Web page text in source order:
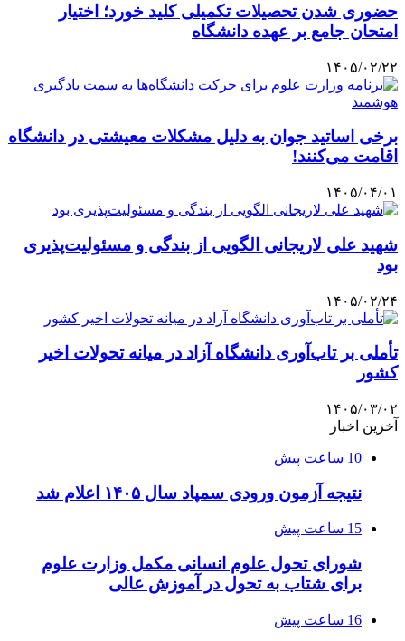
حضوری شدن تحصیلات تکمیلی کلید خورد؛ اختیار
امتحان جامع بر عهده دانشگاه
۱۴۰۵/۰۲/۲۲
برخی اساتید جوان به دلیل مشکلات معیشتی در دانشگاه
اقامت می‌کنند!
۱۴۰۵/۰۴/۰۱
شهید علی لاریجانی الگویی از بندگی و مسئولیت‌پذیری
بود
۱۴۰۵/۰۲/۲۴
تأملی بر تاب‌آوری دانشگاه آزاد در میانه تحولات اخیر
کشور
۱۴۰۵/۰۳/۰۲
آخرین اخبار
10 ساعت پیش
نتیجه آزمون ورودی سمپاد سال ۱۴۰۵ اعلام شد
15 ساعت پیش
شورای تحول علوم انسانی مکمل وزارت علوم
برای شتاب به تحول در آموزش عالی
16 ساعت پیش